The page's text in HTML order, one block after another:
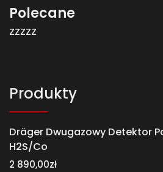
Polecane
zzzzz
Produkty
Dräger Dwugazowy Detektor
H2S/Co
2 890,00zł